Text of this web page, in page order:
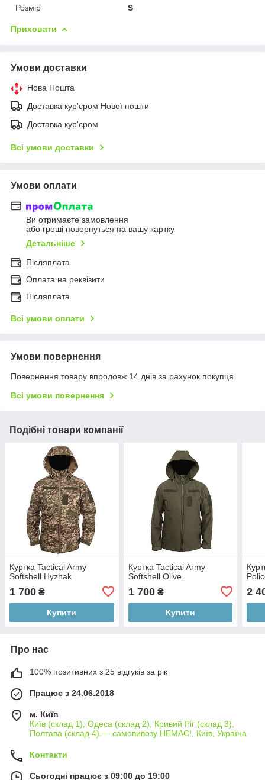
Розмір
S
Приховати
Умови доставки
Нова Пошта
Доставка кур'єром Нової пошти
Доставка кур'єром
Всі умови доставки
Умови оплати
Ви отримаєте замовлення
або гроші повернуться на вашу картку
Детальніше
Післяплата
Оплата на реквізити
Післяплата
Всі умови оплати
Умови повернення
Повернення товару впродовж 14 днів за рахунок покупця
Всі умови повернення
Подібні товари компанії
Куртка Tactical Army
Softshell Hyzhak
1 700 ₴
Купити
Куртка Tactical Army
Softshell Olive
1 700₴
Купити
2
Про нас
100% позитивних з 25 відгуків за рік
Працює з 24.06.2018
м. Київ
Київ (склад 1), Одеса (склад 2), Кривий Ріг (склад 3),
Полтава (склад 4) — самовивозу НЕМАЄ!, Київ, Україна
Контакти
Сьогодні працює з 09:00 до 19:00